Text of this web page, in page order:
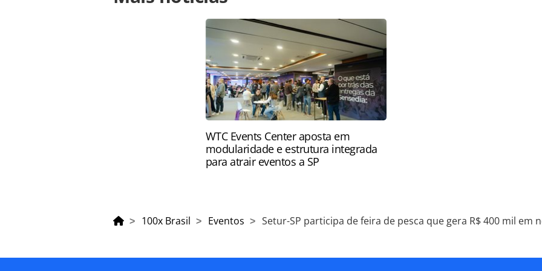
de-pesca-que-gera-r-400-mil-em-negocios_204230.html ou as ferramentas oferecidas na
página. Todo o conteúdo produzido pela PANROTAS Editora é protegido pela legislação
brasileira sobre direito autoral. Não reproduza o conteúdo sem autorização da
PANROTAS Editora (copyright@panrotas.com.br).
WTC Events Center aposta em
modularidade e estrutura integrada
para atrair eventos a SP
100x Brasil Eventos Setur-SP participa de feira de pesca que gera R$ 400 mil em